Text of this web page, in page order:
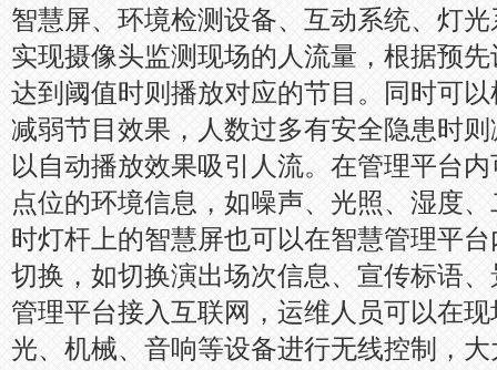
智慧屏、环境检测设备、互动系统、灯
实现摄像头监测现场的人流量，根据预
达到阈值时则播放对应的节目。同时可
减弱节目效果，人数过多有安全隐患时
以自动播放效果吸引人流。在管理平台
点位的环境信息，如噪声、光照、湿度
时灯杆上的智慧屏也可以在智慧管理平
切换，如切换演出场次信息、宣传标语
管理平台接入互联网，运维人员可以在
光、机械、音响等设备进行无线控制，